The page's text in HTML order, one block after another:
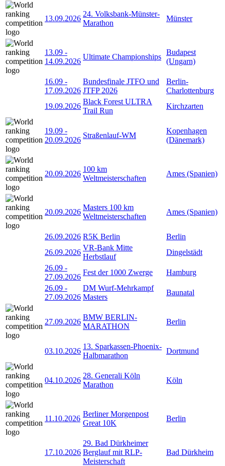
13.09.2026
24. Volksbank-Münster-
Marathon
Münster
13.09 -
14.09.2026
Ultimate Championships
Budapest
(Ungarn)
16.09 -
17.09.2026
Bundesfinale JTFO und
JTFP 2026
Berlin-
Charlottenburg
19.09.2026
Black Forest ULTRA
Trail Run
Kirchzarten
19.09 -
20.09.2026
Straßenlauf-WM
Kopenhagen
(Dänemark)
20.09.2026
100 km
Weltmeisterschaften
Ames (Spanien)
20.09.2026
Masters 100 km
Weltmeisterschaften
Ames (Spanien)
26.09.2026 R5K Berlin
Berlin
26.09.2026
VR-Bank Mitte
Herbstlauf
Dingelstädt
26.09 -
27.09.2026
Fest der 1000 Zwerge
Hamburg
26.09 -
27.09.2026
DM Wurf-Mehrkampf
Masters
Baunatal
27.09.2026
BMW BERLIN-
MARATHON
Berlin
03.10.2026
13. Sparkassen-Phoenix-
Halbmarathon
Dortmund
04.10.2026
28. Generali Köln
Marathon
Köln
11.10.2026
Berliner Morgenpost
Great 10K
Berlin
17.10.2026
29. Bad Dürkheimer
Berglauf mit RLP-
Meisterschaft
Bad Dürkheim